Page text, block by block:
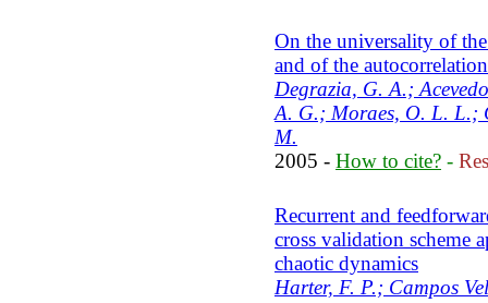
On the universality of
and of the
Degrazia, G. A.;
A. G.; Moraes, O. L. L.;
M.
2005 - How to cite? -
Recurrent and
cross validation scheme
chaotic dynamics
Harter, F. P.; Campos